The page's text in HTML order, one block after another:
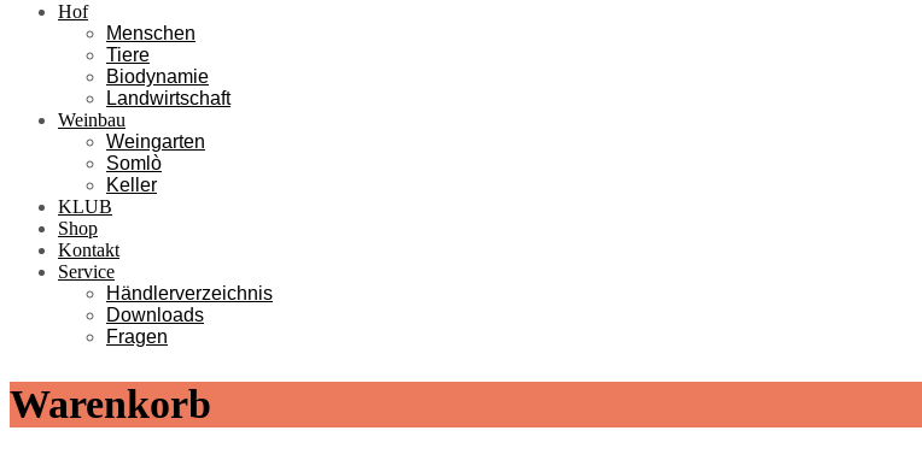
Hof
Menschen
Tiere
Biodynamie
Landwirtschaft
Weinbau
Weingarten
Somlò
Keller
KLUB
Shop
Kontakt
Service
Händlerverzeichnis
Downloads
Fragen
Warenkorb